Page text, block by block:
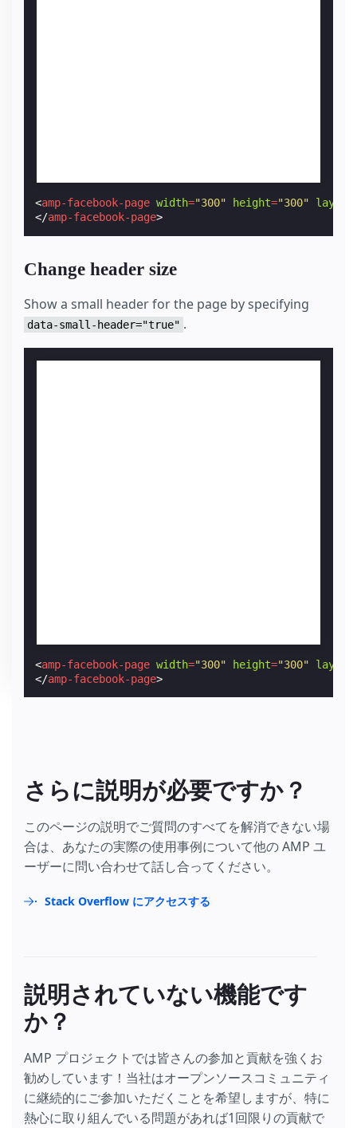
<amp-facebook-page width="300" height="300" layout
</amp-facebook-page>
Change header size
Show a small header for the page by specifying
data-small-header="true" .
<amp-facebook-page width="300" height="300" layout
</amp-facebook-page>
さらに説明が必要ですか？
このページの説明でご質問のすべてを解消できない場
合は、あなたの実際の使用事例について他の AMP ユ
ーザーに問い合わせて話し合ってください。
Stack Overflow にアクセスする
説明されていない機能です
か？
AMP プロジェクトでは皆さんの参加と貢献を強くお
勧めしています！当社はオープンソースコミュニティ
に継続的にご参加いただくことを希望しますが、特に
熱心に取り組んでいる問題があれば1回限りの貢献で